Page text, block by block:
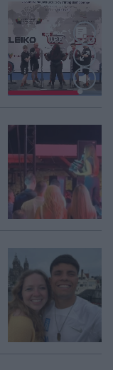
Loaded: